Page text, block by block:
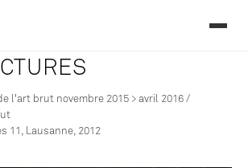
l'art brut novembre 2015 > avril 2016 /
11, Lausanne, 2012